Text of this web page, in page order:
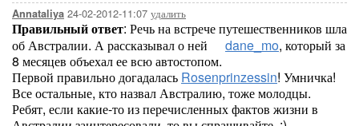
Annataliya 24-02-2012-11:07 удалить
Правильный ответ: Речь на встрече путешественников шла
об Австралии. А рассказывал о ней
dane_mo, который за
8 месяцев объехал ее всю автостопом.
Первой правильно догадалась Rosenprinzessin! Умничка!
Все остальные, кто назвал Австралию, тоже молодцы.
Ребят, если какие-то из перечисленных фактов жизни в